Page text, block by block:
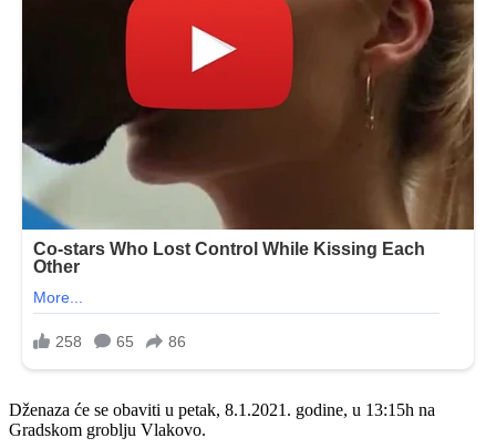
Dženaza će se obaviti u petak, 8.1.2021. godine, u 13:15h na
Gradskom groblju Vlakovo.